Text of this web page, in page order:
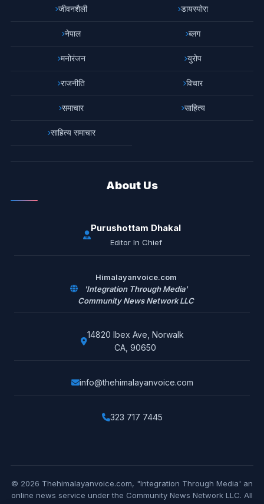
जीवनशैली डायस्पोरा
नेपाल ब्लग
मनोरंजन युरोप
राजनीति विचार
समाचार साहित्य
साहित्य समाचार
About Us
Purushottam Dhakal
Editor In Chief
Himalayanvoice.com
'Integration Through Media'
Community News Network LLC
14820 Ibex Ave, Norwalk
CA, 90650
info@thehimalayanvoice.com
323 717 7445
© 2026 Thehimalayanvoice.com, "Integration Through Media' an
online news service under the Community News Network LLC. All